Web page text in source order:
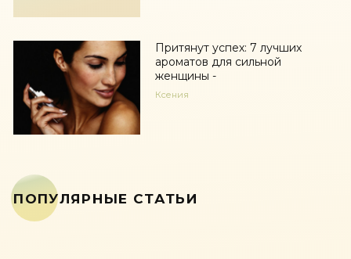
Притянут успех: 7 лучших
ароматов для сильной
женщины -
Ксения
ПОПУЛЯРНЫЕ СТАТЬИ